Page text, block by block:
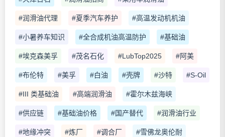
#润滑油代理 #夏季汽车养护 #高温发动机机油
#小暑养车知识 #全合成机油高温防护 #基础油
#埃克森美孚 #茂名石化 #LubTop2025 #阿美
#布伦特 #美孚 #白油 #壳牌 #沙特 #S-Oil
#III 类基础油 #高端润滑油 #霍尔木兹海峡
#供应链 #基础油价格 #国产替代 #润滑油行业
#地缘冲突 #炼厂 #调合厂 #雪佛龙奥伦耐